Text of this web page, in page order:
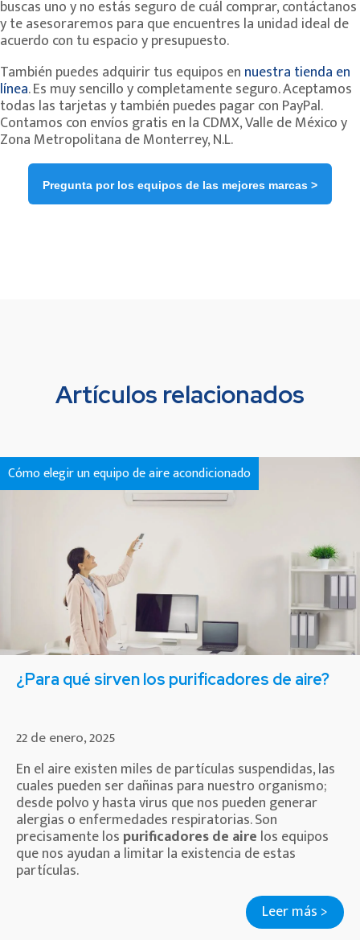
buscas uno y no estás seguro de cuál comprar, contáctanos
y te asesoraremos para que encuentres la unidad ideal de
acuerdo con tu espacio y presupuesto.
También puedes adquirir tus equipos en nuestra tienda en
línea. Es muy sencillo y completamente seguro. Aceptamos
todas las tarjetas y también puedes pagar con PayPal.
Contamos con envíos gratis en la CDMX, Valle de México y
Zona Metropolitana de Monterrey, N.L.
Pregunta por los equipos de las mejores marcas >
Artículos relacionados
Cómo elegir un equipo de aire acondicionado
¿Para qué sirven los purificadores de aire?
22 de enero, 2025
En el aire existen miles de partículas suspendidas, las
cuales pueden ser dañinas para nuestro organismo;
desde polvo y hasta virus que nos pueden generar
alergias o enfermedades respiratorias. Son
precisamente los purificadores de aire los equipos
que nos ayudan a limitar la existencia de estas
partículas.
Leer más >